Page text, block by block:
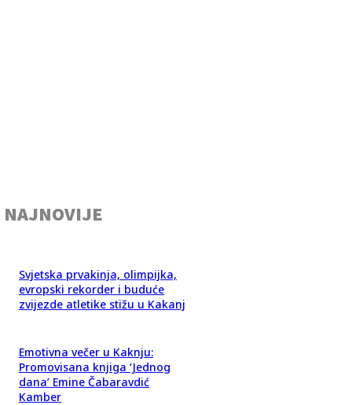
NAJNOVIJE
Svjetska prvakinja, olimpijka,
evropski rekorder i buduće
zvijezde atletike stižu u Kakanj
Emotivna večer u Kaknju:
Promovisana knjiga ‘Jednog
dana’ Emine Čabaravdić
Kamber